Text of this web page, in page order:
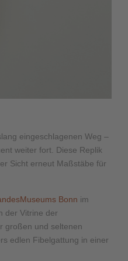
eingeschlagenen Weg –
weiter fort. Diese Replik
Sicht erneut Maßstäbe für
Bonn im
der Vitrine der
großen und seltenen
edlen Fibelgattung in einer